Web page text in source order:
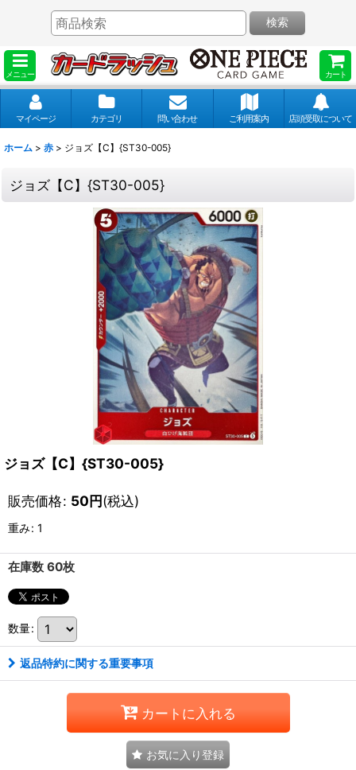
メニュー カート
検索
マイページ カテゴリ 問い合わせ ご利用案内 店頭受取について
ホーム > 赤 > ジョズ【C】{ST30-005}
ジョズ【C】{ST30-005}
ジョズ【C】{ST30-005}
販売価格: 50円(税込)
重み: 1
在庫数 60枚
数量:
返品特約に関する重要事項
カートに入れる
お気に入り登録